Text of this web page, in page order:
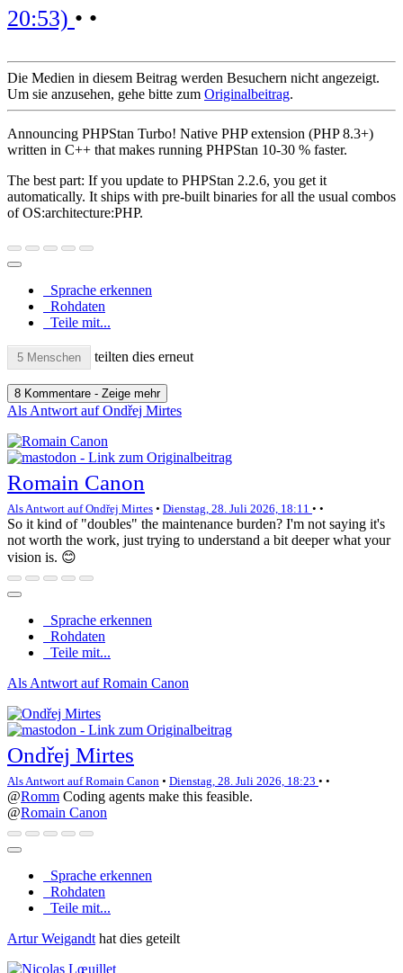
20:53) • •
Die Medien in diesem Beitrag werden Besuchern nicht angezeigt.
Um sie anzusehen, gehe bitte zum Originalbeitrag.
Announcing PHPStan Turbo! Native PHP extension (PHP 8.3+)
written in C++ that makes running PHPStan 10-30 % faster.
The best part: If you update to PHPStan 2.2.6, you get it
automatically. It ships with pre-built binaries for all the usual combos
of OS:architecture:PHP.
Sprache erkennen
Rohdaten
Teile mit...
5 Menschen teilten dies erneut
8 Kommentare - Zeige mehr
Als Antwort auf Ondřej Mirtes
Romain Canon
Als Antwort auf Ondřej Mirtes • Dienstag, 28. Juli 2026, 18:11 • •
So it kind of "doubles" the maintenance burden? I'm not saying it's
not worth the work, just trying to understand a bit deeper what your
vision is. 😊
Sprache erkennen
Rohdaten
Teile mit...
Als Antwort auf Romain Canon
Ondřej Mirtes
Als Antwort auf Romain Canon • Dienstag, 28. Juli 2026, 18:23 • •
@Romm Coding agents make this feasible.
@Romain Canon
Sprache erkennen
Rohdaten
Teile mit...
Artur Weigandt hat dies geteilt